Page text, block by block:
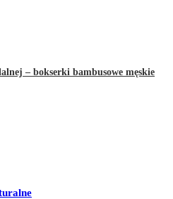
– bokserki bambusowe męskie